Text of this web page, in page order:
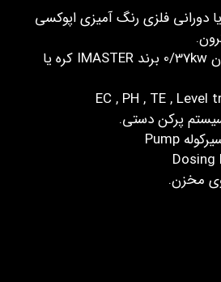
دورانی فلزی رنگ آمیزی اپوکسی
۸. اینورتور تنظیم دور توان 0/37kw برند IMASTER کره یا